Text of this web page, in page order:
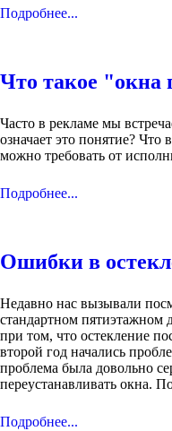
Подробнее...
Что такое "окна
Часто в рекламе мы
означает это понятие? Что
можно требовать от
Подробнее...
Ошибки в
Недавно нас вызывали
стандартном пятиэтажном
при том, что остекление
второй год начались
проблема была довольно
переустанавливать окна.
Подробнее...